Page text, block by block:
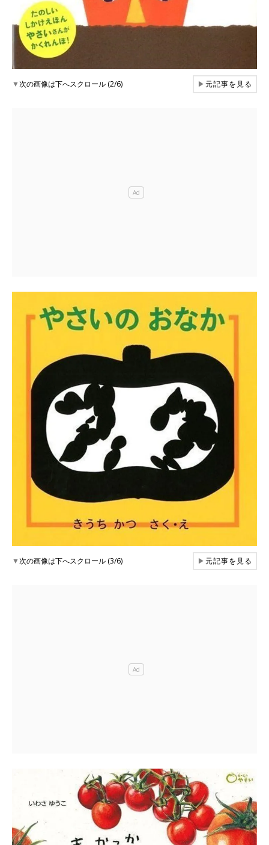
▼次の画像は下へスクロール (2/6) ▶元記事を見る
▼次の画像は下へスクロール (3/6) ▶元記事を見る